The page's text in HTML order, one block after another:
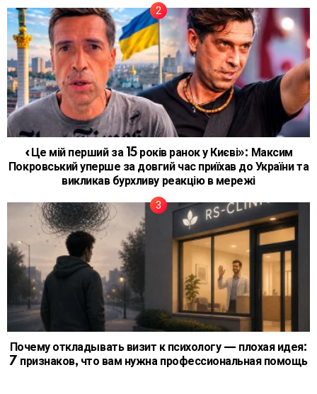
«Це мій перший за 15 років ранок у Києві»: Максим
Покровський уперше за довгий час приїхав до України та
викликав бурхливу реакцію в мережі
Почему откладывать визит к психологу — плохая идея:
7 признаков, что вам нужна профессиональная помощь